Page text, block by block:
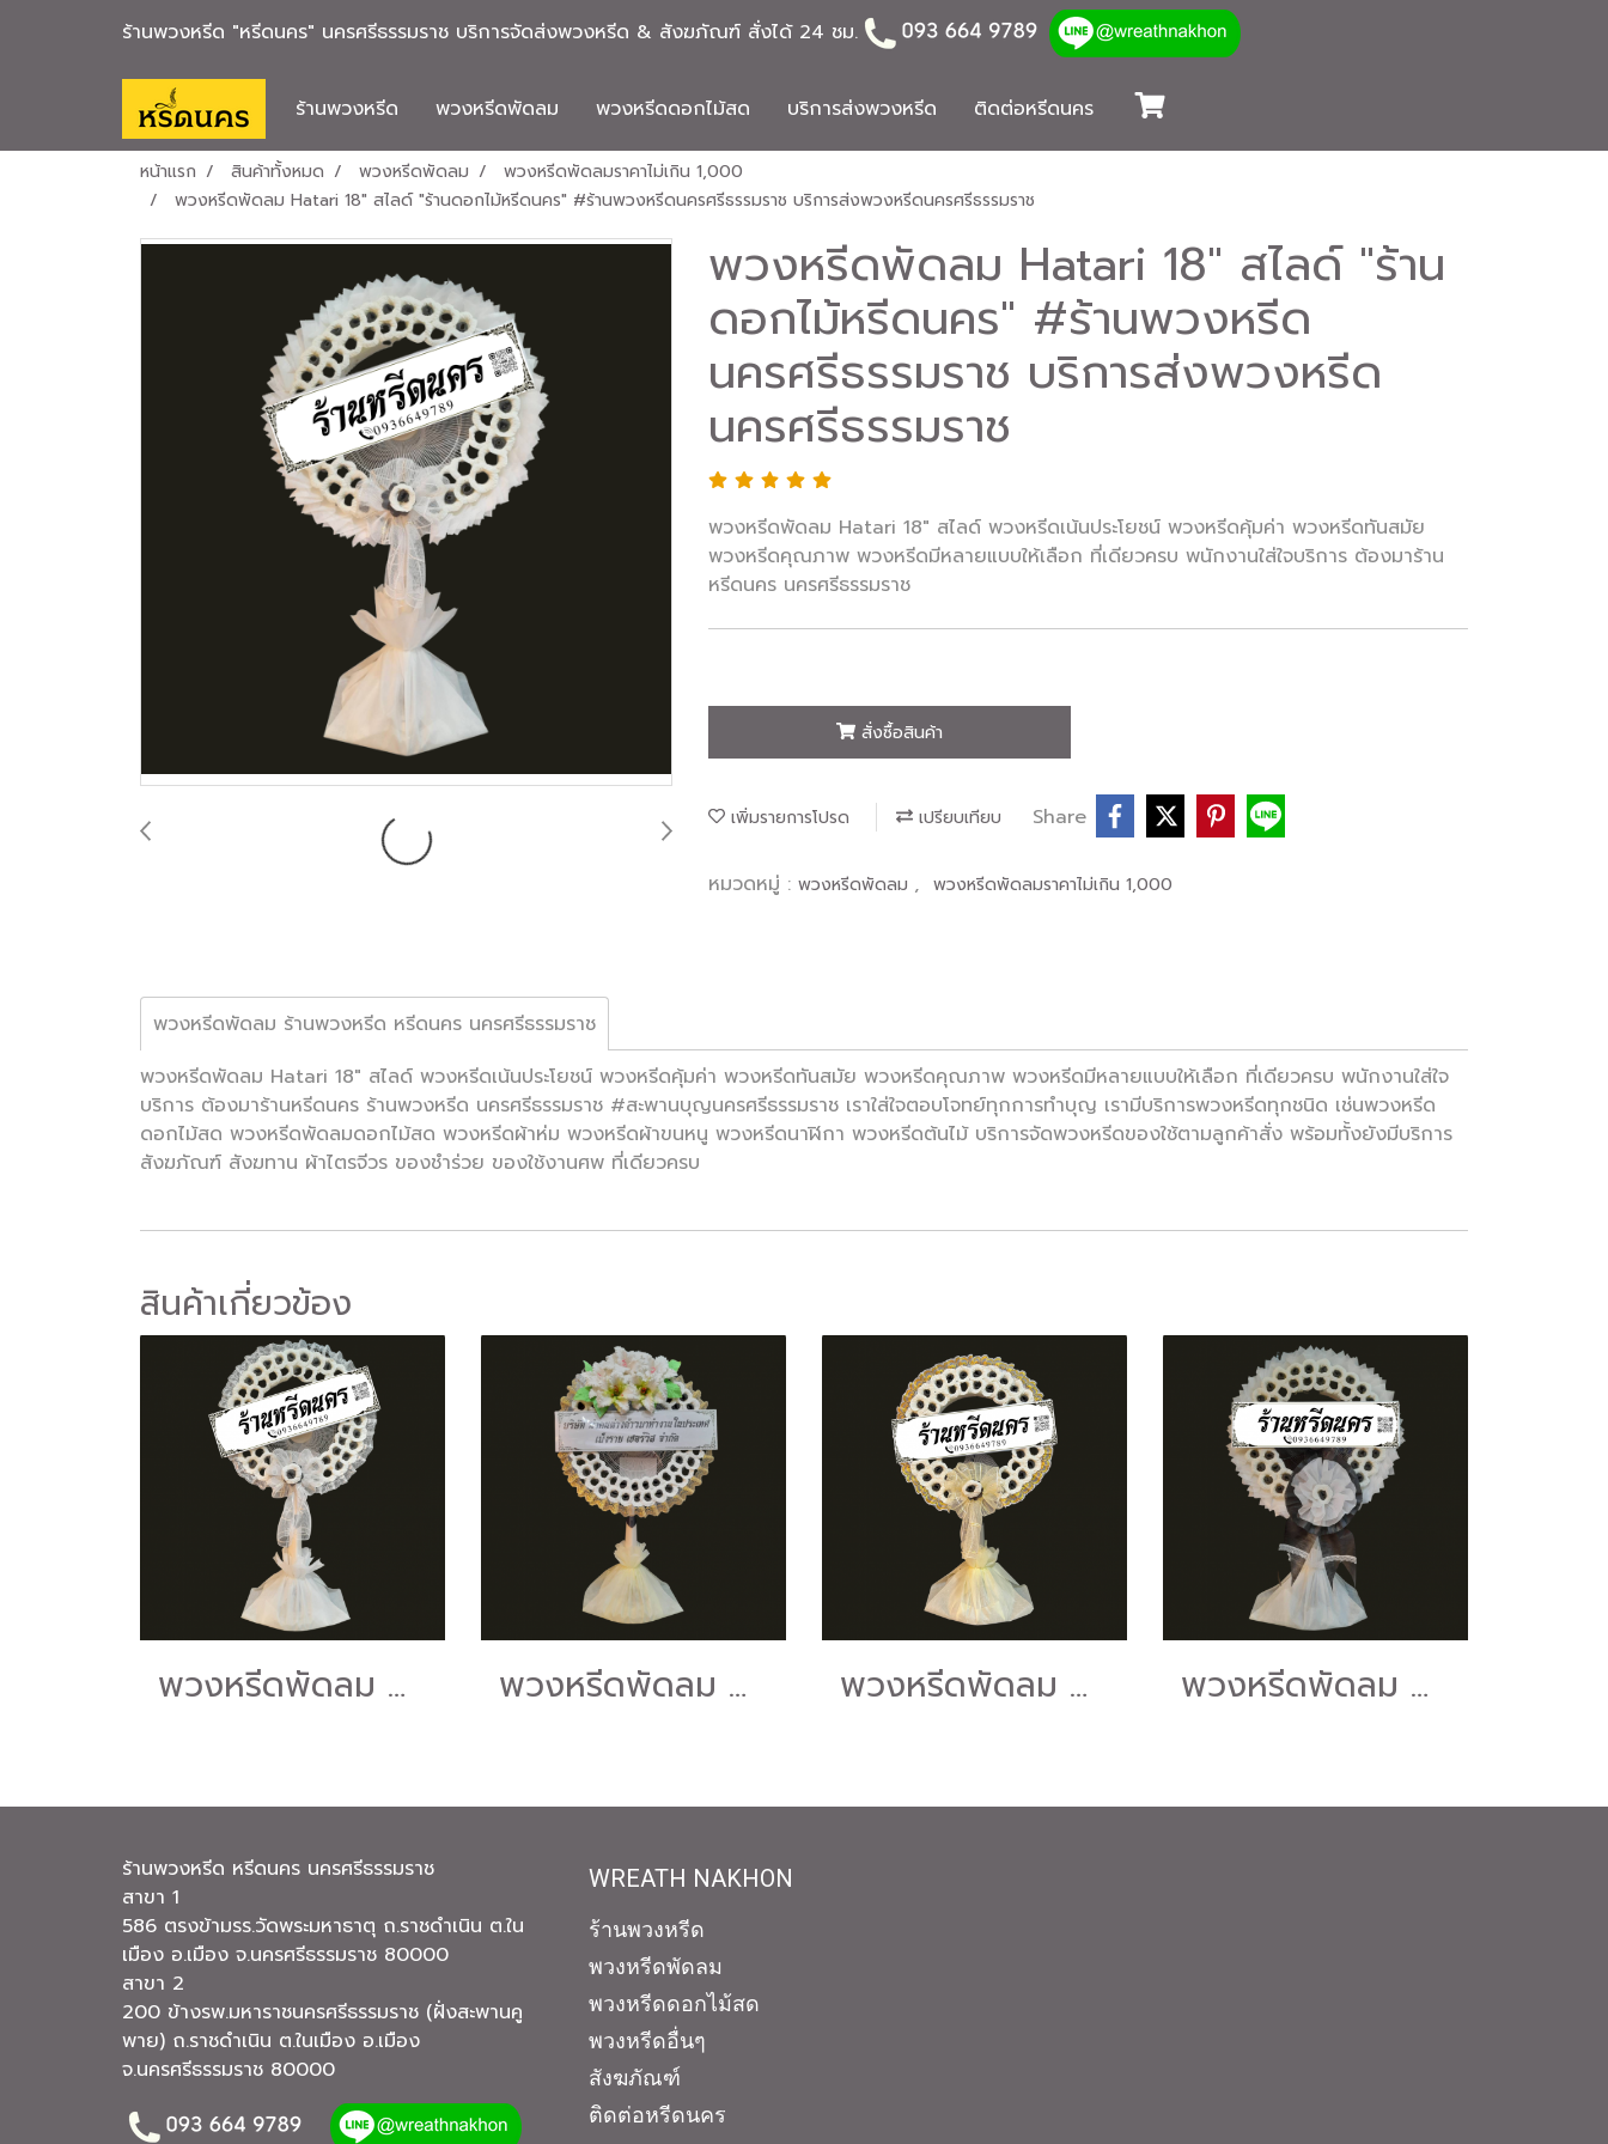
ร้านพวงหรีด "หรีดนคร" นครศรีธรรมราช บริการจัดส่งพวงหรีด & สังฆภัณฑ์ สั่งได้ 24 ชม.
ร้านพวงหรีด พวงหรีดพัดลม พวงหรีดดอกไม้สด บริการส่งพวงหรีด ติดต่อหรีดนคร
หน้าแรก สินค้าทั้งหมด พวงหรีดพัดลม
พวงหรีดพัดลมราคาไม่เกิน 1,000
พวงหรีดพัดลม Hatari 18" สไลด์ "ร้านดอกไม้หรีดนคร" #ร้านพวงหรีดนครศรีธรรมราช บริการส่งพวงหรีดนครศรีธรรมราช
พวงหรีดพัดลม Hatari 18" สไลด์ "ร้าน
ดอกไม้หรีดนคร" #ร้านพวงหรีด
นครศรีธรรมราช บริการส่งพวงหรีด
นครศรีธรรมราช
พวงหรีดพัดลม Hatari 18" สไลด์ พวงหรีดเน้นประโยชน์ พวงหรีดคุ้มค่า พวงหรีดทันสมัย
พวงหรีดคุณภาพ พวงหรีดมีหลายแบบให้เลือก ที่เดียวครบ พนักงานใส่ใจบริการ ต้องมาร้าน
หรีดนคร นครศรีธรรมราช
สั่งซื้อสินค้า
เพิ่มรายการโปรด เปรียบเทียบ Share
หมวดหมู่ : พวงหรีดพัดลม , พวงหรีดพัดลมราคาไม่เกิน 1,000
พวงหรีดพัดลม ร้านพวงหรีด หรีดนคร นครศรีธรรมราช
พวงหรีดพัดลม Hatari 18" สไลด์ พวงหรีดเน้นประโยชน์ พวงหรีดคุ้มค่า พวงหรีดทันสมัย พวงหรีดคุณภาพ พวงหรีดมีหลายแบบให้เลือก ที่เดียวครบ พนักงานใส่ใจ
บริการ ต้องมาร้านหรีดนคร ร้านพวงหรีด นครศรีธรรมราช #สะพานบุญนครศรีธรรมราช เราใส่ใจตอบโจทย์ทุกการทำบุญ เรามีบริการพวงหรีดทุกชนิด เช่นพวงหรีด
ดอกไม้สด พวงหรีดพัดลมดอกไม้สด พวงหรีดผ้าห่ม พวงหรีดผ้าขนหนู พวงหรีดนาฬิกา พวงหรีดต้นไม้ บริการจัดพวงหรีดของใช้ตามลูกค้าสั่ง พร้อมทั้งยังมีบริการ
สังฆภัณฑ์ สังฆทาน ผ้าไตรจีวร ของชำร่วย ของใช้งานศพ ที่เดียวครบ
สินค้าเกี่ยวข้อง
พวงหรีดพัดลม Hatari 16" สไลด์ "ร้านดอกไม้หรีดนคร" #ร้านพวงหรีดนครศรีธรรมราช บริการส่งพวงหรีดนครศรีธรรมราช พวงหรีดพัดลม Hatari 16" สไลด์ "ร้านดอกไม้หรีดนคร" #ร้านพวงหรีดนครศรีธรรมราช บริการส่งพวงหรีดนครศรีธรรมราช พวงหรีดพัดลม GEO 16" สไลด์ "ร้านดอกไม้หรีดนคร" #ร้านพวงหรีดนครศรีธรรมราช บริการส่งพวงหรีดนครศรีธรรมราช พวงหรีดพัดลม GEO 16" สไลด์ "ร้านดอกไม้หรีดนคร" #ร้านพวงหรีดนครศรีธรรมราช บริการส่งพวงหรีดนครศรีธรรมราช
ร้านพวงหรีด หรีดนคร นครศรีธรรมราช
สาขา 1
586 ตรงข้ามรร.วัดพระมหาธาตุ ถ.ราชดำเนิน ต.ใน
เมือง อ.เมือง จ.นครศรีธรรมราช 80000
สาขา 2
200 ข้างรพ.มหาราชนครศรีธรรมราช (ฝั่งสะพานคู
พาย) ถ.ราชดำเนิน ต.ในเมือง อ.เมือง
จ.นครศรีธรรมราช 80000
WREATH NAKHON
ร้านพวงหรีด
พวงหรีดพัดลม
พวงหรีดดอกไม้สด
พวงหรีดอื่นๆ
สังฆภัณฑ์
ติดต่อหรีดนคร